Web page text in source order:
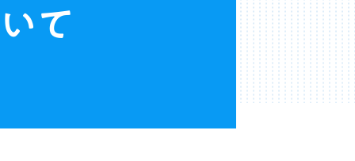
て